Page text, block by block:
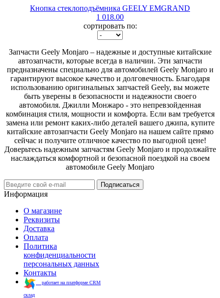
Кнопка стеклоподъёмника GEELY EMGRAND
1 018.00
сортировать по:
Запчасти Geely Monjaro – надежные и доступные китайские
автозапчасти, которые всегда в наличии. Эти запчасти
предназначены специально для автомобилей Geely Monjaro и
гарантируют высокое качество и долговечность. Благодаря
использованию оригинальных запчастей Geely, вы можете
быть уверены в безопасности и надежности своего
автомобиля. Джилли Монжаро - это непревзойденная
комбинация стиля, мощности и комфорта. Если вам требуется
замена или ремонт каких-либо деталей вашего джипа, купите
китайские автозапчасти Geely Monjaro на нашем сайте прямо
сейчас и получите отличное качество по выгодной цене!
Доверьтесь надежным запчастям Geely Monjaro и продолжайте
наслаждаться комфортной и безопасной поездкой на своем
автомобиле Geely Monjaro
Подписаться
Информация
О магазине
Реквизиты
Доставка
Оплата
Политика
конфиденциальности
персональных данных
Контакты
работает на платформе CRM
склад